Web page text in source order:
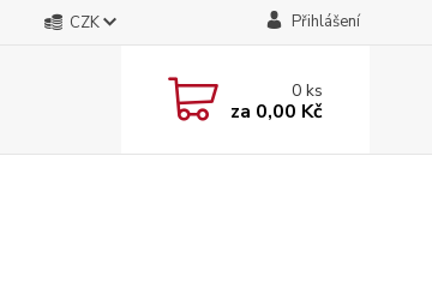
CZK Přihlášení
0ks
za 0,00 Kč